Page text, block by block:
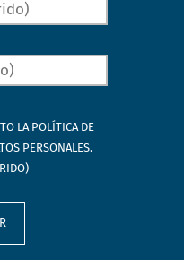
LA POLÍTICA DE
PERSONALES.